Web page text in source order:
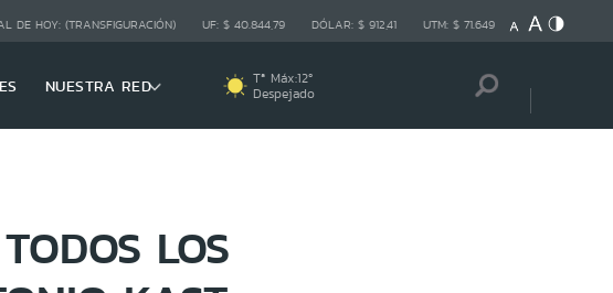
DE HOY: (TRANSFIGURACIÓN) UF: $ 40.844,79 DÓLAR: $ 912,41 UTM: $ 71.649
NUESTRA RED Tª Máx:12º
Despejado
LOS